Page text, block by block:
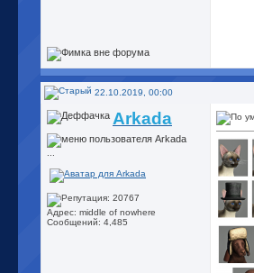
22.10.2019, 00:00
Arkada
Адрес: middle of nowhere
Сообщений: 4,485